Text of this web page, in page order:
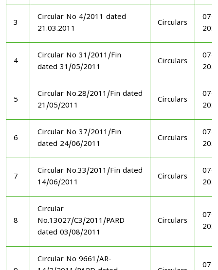
3
Circular No 4/2011 dated
21.03.2011
Circulars
07-
4
Circular No 31/2011/Fin
dated 31/05/2011
Circulars
07-
5
Circular No.28/2011/Fin dated
21/05/2011
Circulars
07-
6
Circular No 37/2011/Fin
dated 24/06/2011
Circulars
07-
7
Circular No.33/2011/Fin dated
14/06/2011
Circulars
07-
8
Circular
No.13027/C3/2011/PARD
dated 03/08/2011
Circulars
07-
Circular No 9661/AR-
07-